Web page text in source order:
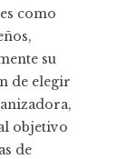
como
su
de elegir
objetivo
de